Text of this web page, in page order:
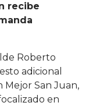
recibe
Roberto
adicional
San Juan,
en